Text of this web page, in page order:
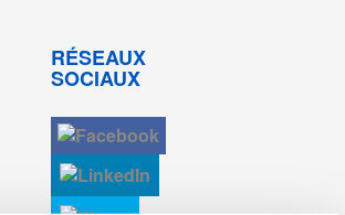
RÉSEAUX
SOCIAUX